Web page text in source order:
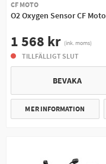
CF MOTO
O2 Oxygen Sensor CF Moto
1 568 kr (ink. moms)
TILLFÄLLIGT SLUT
BEVAKA
MER INFORMATION